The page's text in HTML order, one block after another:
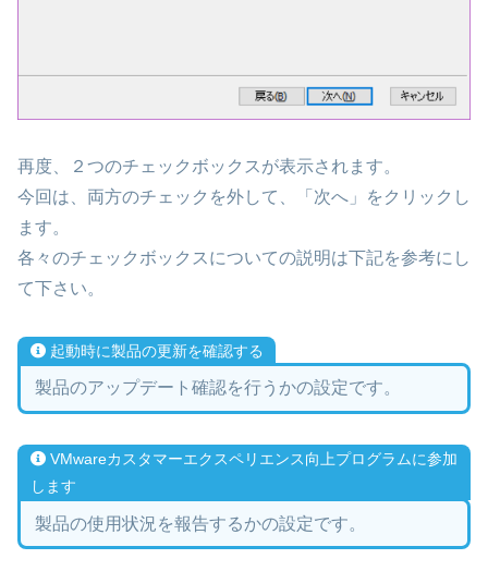
再度、２つのチェックボックスが表示されます。
今回は、両方のチェックを外して、「次へ」をクリックし
ます。
各々のチェックボックスについての説明は下記を参考にし
て下さい。
起動時に製品の更新を確認する
製品のアップデート確認を行うかの設定です。
VMwareカスタマーエクスペリエンス向上プログラムに参加
します
製品の使用状況を報告するかの設定です。